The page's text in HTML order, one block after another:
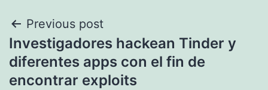
Post
navigation
Previous post
Investigadores hackean Tinder y
diferentes apps con el fin de
encontrar exploits